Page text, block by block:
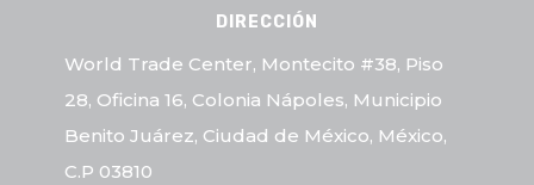
DIRECCIÓN
World Trade Center, Montecito #38, Piso
28, Oficina 16, Colonia Nápoles, Municipio
Benito Juárez, Ciudad de México, México,
C.P 03810